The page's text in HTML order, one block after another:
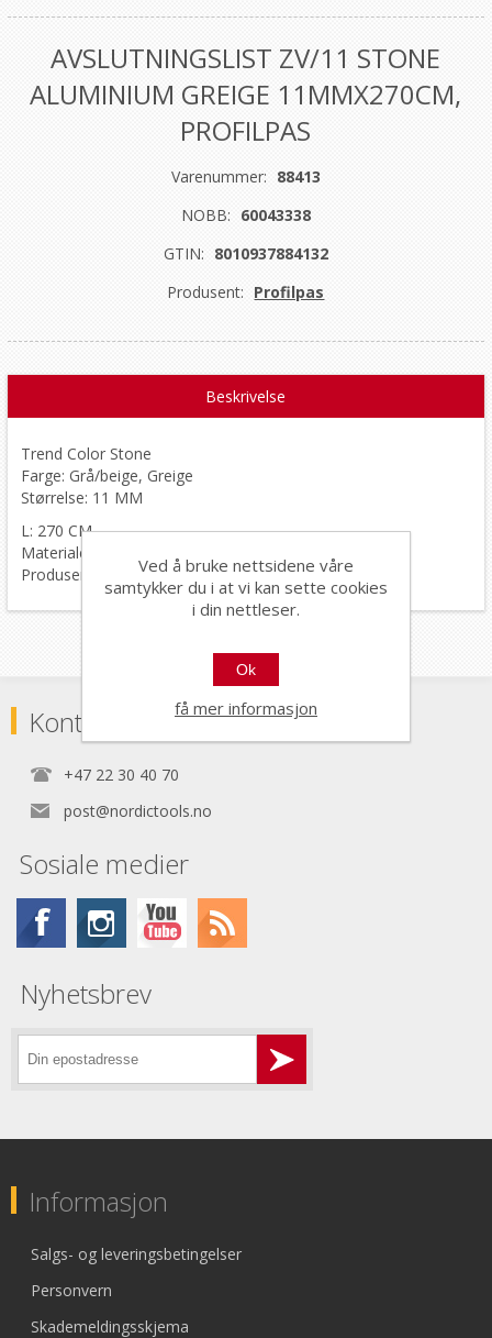
AVSLUTNINGSLIST ZV/11 STONE
ALUMINIUM GREIGE 11MMX270CM,
PROFILPAS
Varenummer: 88413
NOBB: 60043338
GTIN: 8010937884132
Produsent: Profilpas
Beskrivelse
Trend Color Stone
Farge: Grå/beige, Greige
Størrelse: 11 MM
L: 270 CM
Materiale: aluminium
Produsert i Italia.
Kontaktinformasjon
+47 22 30 40 70
post@nordictools.no
Sosiale medier
Nyhetsbrev
Informasjon
Salgs- og leveringsbetingelser
Personvern
Skademeldingsskjema
Ved å bruke nettsidene våre
samtykker du i at vi kan sette cookies
i din nettleser.
Ok
få mer informasjon